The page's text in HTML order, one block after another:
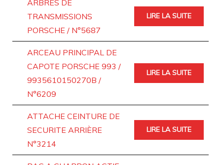
ARBRES DE
TRANSMISSIONS
PORSCHE / N°5687
LIRE LA SUITE
ARCEAU PRINCIPAL DE
CAPOTE PORSCHE 993 /
9935610150270B /
N°6209
LIRE LA SUITE
ATTACHE CEINTURE DE
SECURITE ARRIÈRE
N°3214
LIRE LA SUITE